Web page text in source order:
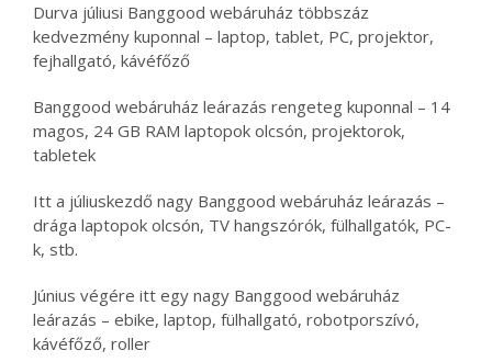
Durva júliusi Banggood webáruház többszáz
kedvezmény kuponnal – laptop, tablet, PC, projektor,
fejhallgató, kávéfőző
Banggood webáruház leárazás rengeteg kuponnal – 14
magos, 24 GB RAM laptopok olcsón, projektorok,
tabletek
Itt a júliuskezdő nagy Banggood webáruház leárazás –
drága laptopok olcsón, TV hangszórók, fülhallgatók, PC-
k, stb.
Június végére itt egy nagy Banggood webáruház
leárazás – ebike, laptop, fülhallgató, robotporszívó,
kávéfőző, roller